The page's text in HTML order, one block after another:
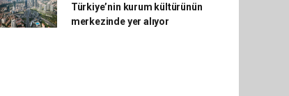
Türkiye’nin kurum kültürünün
merkezinde yer alıyor